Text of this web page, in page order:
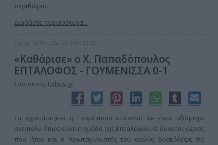
περιθώρια.
Διαβάστε περισσότερα...
Τρίτη, 13 Νοεμβρίου 2007 09:33
«Καθάρισε» ο Χ. Παπαδόπουλος
ΕΠΤΑΛΟΦΟΣ - ΓΟΥΜΕΝΙΣΣΑ 0-1
Συντάκτης: Eidisis.gr
Τα «χρειάστηκε» η Γουμένισσα απέναντι σε έναν αξιόμαχο
αντίπαλο όπως είναι η ομάδα της Επταλόφου. Ο δυνατός αέρας
που ήταν και ο πρωταγωνιστής του αγώνα δυσκόλεψε τις